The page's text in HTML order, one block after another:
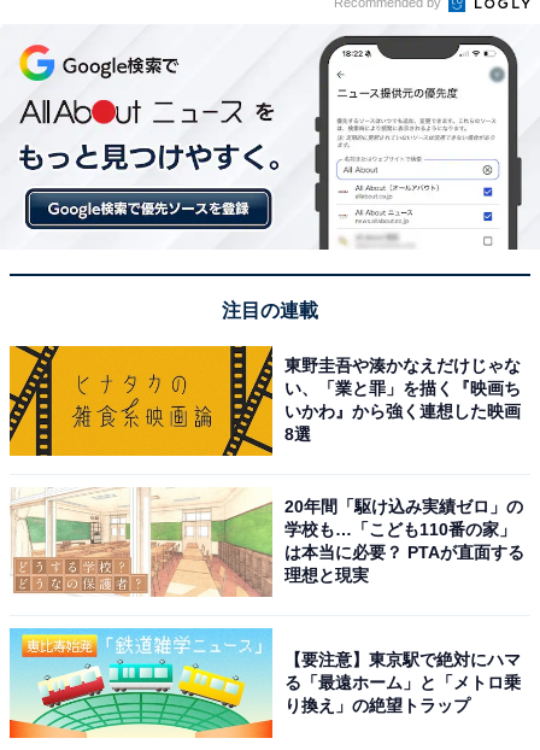
こちらもおすすめ
2位「野々市市」、圧倒的1位は？【2025年最
新】
Recommended by
注目の連載
東野圭吾や湊かなえだけじゃな
い、「業と罪」を描く『映画ち
いかわ』から強く連想した映画
8選
20年間「駆け込み実績ゼロ」の
学校も…「こども110番の家」
は本当に必要？ PTAが直面する
理想と現実
【要注意】東京駅で絶対にハマ
る「最遠ホーム」と「メトロ乗
り換え」の絶望トラップ